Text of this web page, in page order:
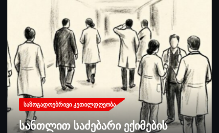
ᲡᲐᲖᲝᲒᲐᲓᲝᲔᲑᲠᲘᲕᲘ ᲙᲔᲗᲘᲚᲓᲦᲔᲝᲑᲐ
სანთლით საძებარი ექიმების